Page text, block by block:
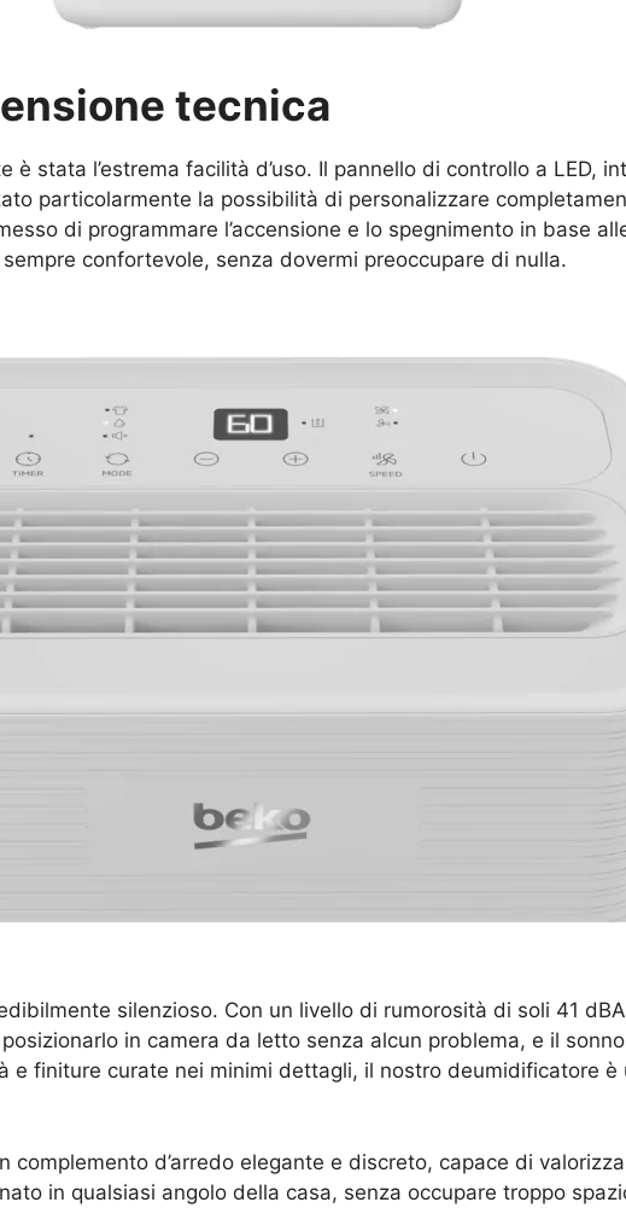
tecnica
stata l’estrema facilità d’uso. Il pannello di controllo a LED,
particolarmente la possibilità di personalizzare
di programmare l’accensione e lo spegnimento in base
confortevole, senza dovermi preoccupare di nulla.
silenzioso. Con un livello di rumorosità di soli 41
in camera da letto senza alcun problema, e il
e finiture curate nei minimi dettagli, il nostro deumidificatore
d’arredo elegante e discreto, capace di
in qualsiasi angolo della casa, senza occupare troppo